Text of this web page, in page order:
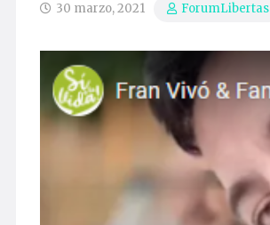
30 marzo, 2021 ForumLibertas